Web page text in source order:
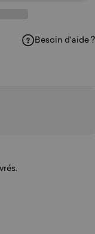
Besoin d'aide ?